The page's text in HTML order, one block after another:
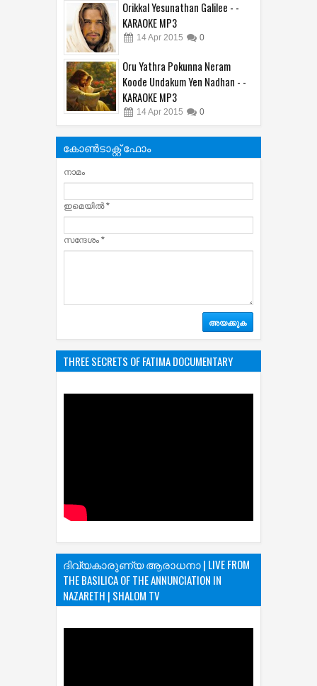
Orikkal Yesunathan Galilee - -
KARAOKE MP3
14Apr 2015 0
Oru Yathra Pokunna Neram
Koode Undakum Yen Nadhan - -
KARAOKE MP3
14Apr 2015 0
കോൺടാക്റ്റ് ഫോം
നാമം
ഇമെയില്‍*
സന്ദേശം *
THREE SECRETS OF FATIMA DOCUMENTARY
ദിവ്യകാരുണ്യ ആരാധനാ | LIVE FROM
THE BASILICA OF THE ANNUNCIATION IN
NAZARETH | SHALOM TV